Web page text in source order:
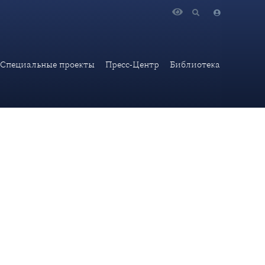
Специальные проекты Пресс-Центр Библиотека